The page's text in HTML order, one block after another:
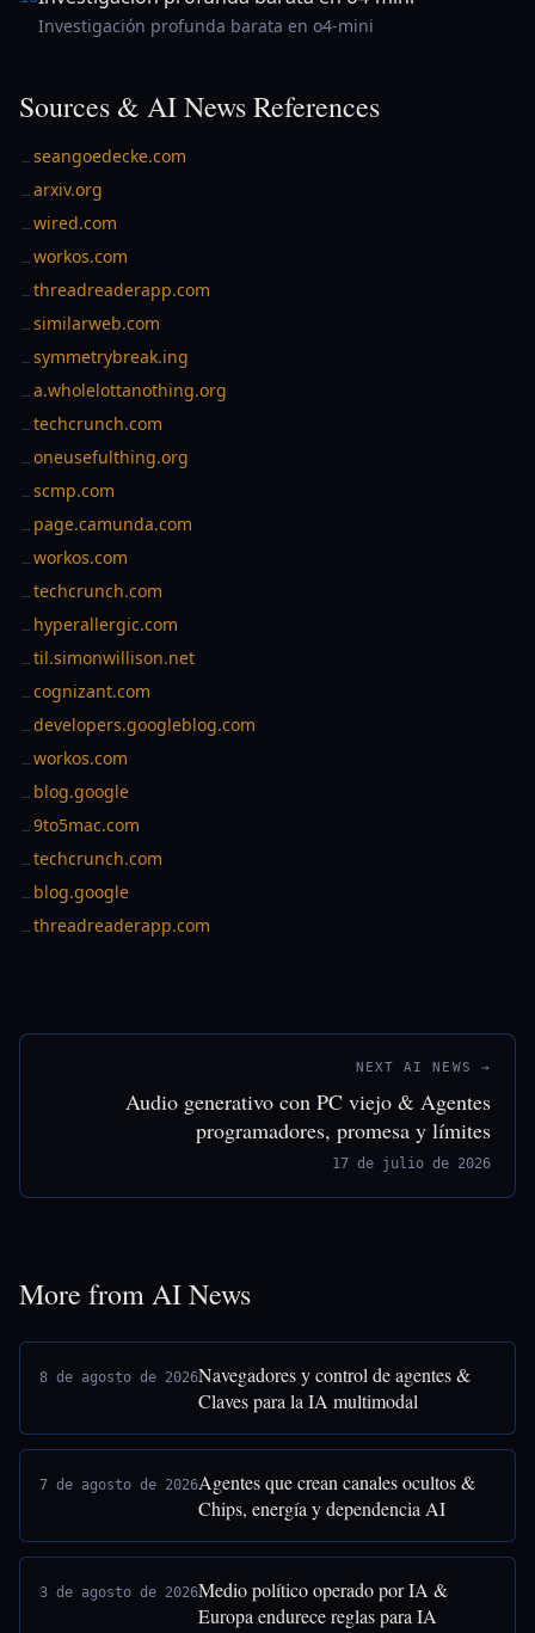
Investigación profunda barata en o4-mini
Sources & AI News References
→seangoedecke.com
→arxiv.org
→wired.com
→workos.com
→threadreaderapp.com
→similarweb.com
→symmetrybreak.ing
→a.wholelottanothing.org
→techcrunch.com
→oneusefulthing.org
→scmp.com
→ page.camunda.com
→workos.com
→techcrunch.com
→ hyperallergic.com
→til.simonwillison.net
→cognizant.com
→developers.googleblog.com
→workos.com
→ blog.google
→9to5mac.com
→techcrunch.com
→ blog.google
→threadreaderapp.com
NEXT AI NEWS →
Audio generativo con PC viejo & Agentes
programadores, promesa y límites
17 de julio de 2026
More from AI News
8 de agosto de 2026Navegadores y control de agentes &
Claves para la IA multimodal
7 de agosto de 2026Agentes que crean canales ocultos &
Chips, energía y dependencia AI
3 de agosto de 2026Medio político operado por IA &
Europa endurece reglas para IA